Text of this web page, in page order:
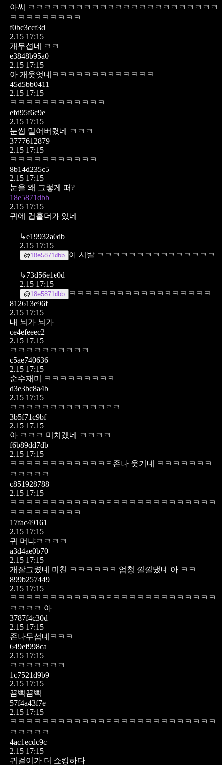
아씨 ㅋㅋㅋㅋㅋㅋㅋㅋㅋㅋㅋㅋㅋㅋㅋㅋㅋㅋㅋㅋㅋㅋㅋㅋ
ㅋㅋㅋㅋㅋㅋㅋㅋㅋ
f0bc3ccf3d
2.15 17:15
개무섭네 ㅋㅋ
e3848b95a0
2.15 17:15
아 개웃엇네ㅋㅋㅋㅋㅋㅋㅋㅋㅋㅋㅋㅋㅋ
45d5bb0411
2.15 17:15
ㅋㅋㅋㅋㅋㅋㅋㅋㅋㅋㅋㅋ
efd95f6c9e
2.15 17:15
눈썹 밀어버렸네 ㅋㅋㅋ
3777612879
2.15 17:15
ㅋㅋㅋㅋㅋㅋㅋㅋㅋㅋㅋ
8b14d235c5
2.15 17:15
눈을 왜 그렇게 떠?
18e5871dbb
2.15 17:15
귀에 컵홀더가 있네
↳e19932a0db
2.15 17:15
@18e5871dbb 아 시발 ㅋㅋㅋㅋㅋㅋㅋㅋㅋㅋㅋㅋㅋㅋㅋ
↳73d56e1e0d
2.15 17:15
@18e5871dbb
ㅋㅋㅋㅋㅋㅋㅋㅋㅋㅋㅋㅋㅋㅋㅋㅋㅋㅋ
812613e96f
2.15 17:15
내 뇌가 뇌가
ce4efeeec2
2.15 17:15
ㅋㅋㅋㅋㅋㅋㅋㅋㅋㅋ
c5ae740636
2.15 17:15
순수재미 ㅋㅋㅋㅋㅋㅋㅋㅋㅋ
d3e3bc8a4b
2.15 17:15
ㅋㅋㅋㅋㅋㅋㅋㅋㅋㅋㅋㅋㅋㅋ
3b5f71c9bf
2.15 17:15
아 ㅋㅋㅋ 미치겠네 ㅋㅋㅋㅋ
f6b89dd7db
2.15 17:15
ㅋㅋㅋㅋㅋㅋㅋㅋㅋㅋㅋㅋㅋ존나 웃기네 ㅋㅋㅋㅋㅋㅋㅋ
ㅋㅋㅋㅋㅋ
c851928788
2.15 17:15
ㅋㅋㅋㅋㅋㅋㅋㅋㅋㅋㅋㅋㅋㅋㅋㅋㅋㅋㅋㅋㅋㅋㅋㅋㅋㅋ
ㅋㅋㅋㅋㅋㅋㅋㅋㅋ
17fac49161
2.15 17:15
귀 머냐ㅋㅋㅋㅋ
a3d4ae0b70
2.15 17:15
개잘그렸네 미친 ㅋㅋㅋㅋㅋㅋ 엄청 낄낄댔네 아 ㅋㅋ
899b257449
2.15 17:15
ㅋㅋㅋㅋㅋㅋㅋㅋㅋㅋㅋㅋㅋㅋㅋㅋㅋㅋㅋㅋㅋㅋㅋㅋㅋㅋ
ㅋㅋㅋㅋ 아
3787f4c30d
2.15 17:15
존나무섭네ㅋㅋㅋ
649ef998ca
2.15 17:15
ㅋㅋㅋㅋㅋㅋㅋ
1c7521d9b9
2.15 17:15
끔뻑끔뻑
57f4a43f7e
2.15 17:15
ㅋㅋㅋㅋㅋㅋㅋㅋㅋㅋㅋㅋㅋㅋㅋㅋㅋㅋㅋㅋㅋㅋㅋㅋㅋㅋ
ㅋㅋㅋㅋㅋ
4ac1ecdc9c
2.15 17:15
귀걸이가 더 쇼킹하다